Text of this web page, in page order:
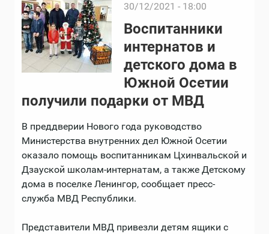
30/12/2021 - 18:00
Воспитанники
интернатов и
детского дома в
Южной Осетии
получили подарки от МВД
В преддверии Нового года руководство
Министерства внутренних дел Южной Осетии
оказало помощь воспитанникам Цхинвальской и
Дзауской школам-интернатам, а также Детскому
дома в поселке Ленингор, сообщает пресс-
служба МВД Республики.
Представители МВД привезли детям ящики с